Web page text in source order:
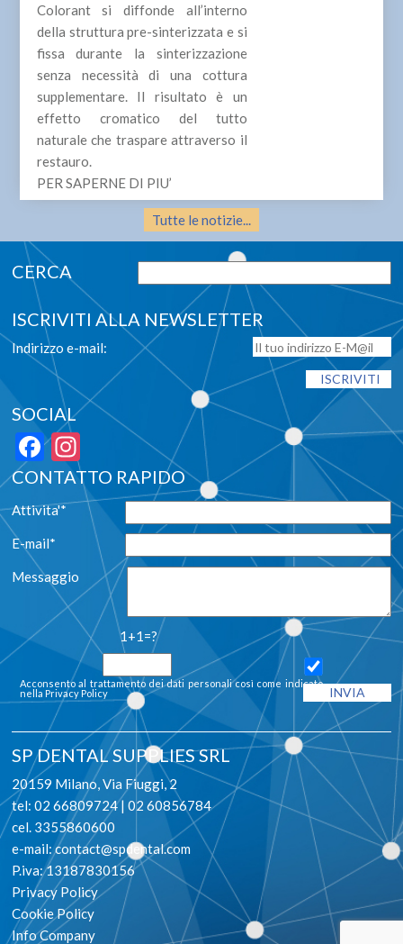
Colorant si diffonde all’interno
della struttura pre-sinterizzata e si
fissa durante la sinterizzazione
senza necessità di una cottura
supplementare. Il risultato è un
effetto cromatico del tutto
naturale che traspare attraverso il
restauro.
PER SAPERNE DI PIU’
Tutte le notizie...
ISCRIVITI ALLA NEWSLETTER
Indirizzo e-mail:
SOCIAL
Facebook
Instagram
CONTATTO RAPIDO
Attivita'*
E-mail*
Messaggio
1+1=?
Acconsento al trattamento dei dati personali così come indicato
nella Privacy Policy
SP DENTAL SUPPLIES SRL
20159 Milano, Via Fiuggi, 2
tel: 02 66809724 | 02 60856784
cel. 3355860600
e-mail:contact@spdental.com
P.iva: 13187830156
Privacy Policy
Cookie Policy
Info Company